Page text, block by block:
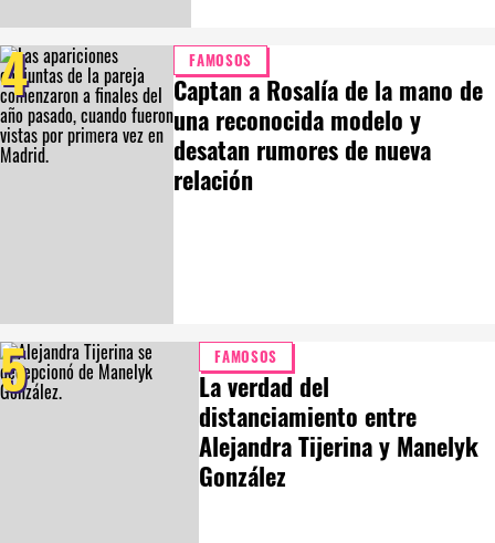
4 FAMOSOS
Captan a Rosalía de la mano de
una reconocida modelo y
desatan rumores de nueva
relación
5 FAMOSOS
La verdad del
distanciamiento entre
Alejandra Tijerina y Manelyk
González